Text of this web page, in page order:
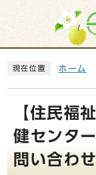
ページの先頭です
現在位置 ホーム
【住民福
健センタ
問い合わせ